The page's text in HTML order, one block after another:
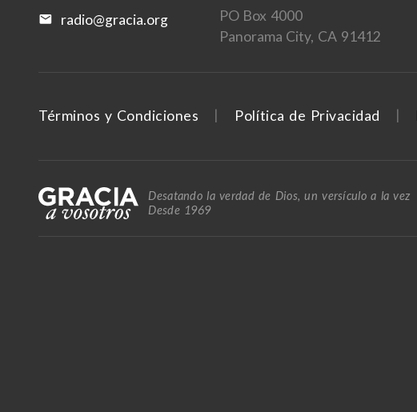
radio@gracia.org
PO Box 4000
Panorama City, CA 91412
Términos y Condiciones Política de Privacidad
Desatando la verdad de Dios, un versículo a la vez
Desde 1969